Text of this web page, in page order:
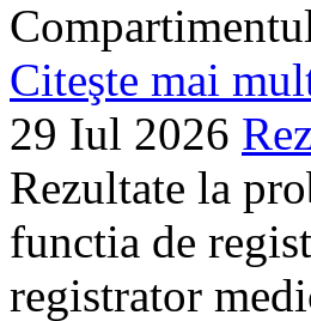
Citeşte mai
29 Iul 2026
Rezultate la
functia de
registrator